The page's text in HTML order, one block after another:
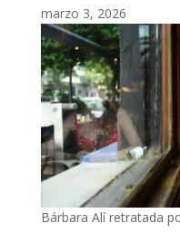
marzo 3, 2026
Bárbara Alí retratada